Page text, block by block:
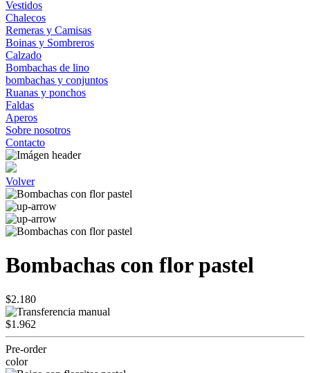
Vestidos
Chalecos
Remeras y Camisas
Boinas y Sombreros
Calzado
Bombachas de lino
bombachas y conjuntos
Ruanas y ponchos
Faldas
Aperos
Sobre nosotros
Contacto
Volver
Bombachas con flor pastel
$2.180
$1.962
Pre-order
color